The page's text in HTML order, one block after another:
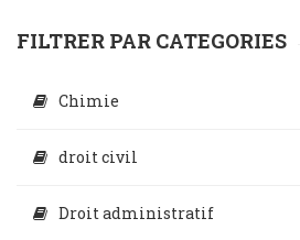
FILTRER PAR CATEGORIES
Chimie
droit civil
Droit administratif